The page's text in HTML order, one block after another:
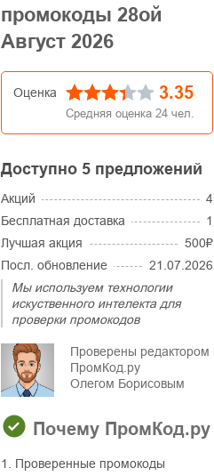
промокоды 28ой
Август 2026
Оценка 3.35
Средняя оценка 24 чел.
Доступно 5 предложений
Акций
4
Бесплатная доставка
1
Лучшая акция
500₽
Посл. обновление
21.07.2026
Мы используем технологии
искуственного интелекта для
проверки промокодов
Проверены редактором
ПромКод.ру
Олегом Борисовым
Почему ПромКод.ру
1. Проверенные промокоды